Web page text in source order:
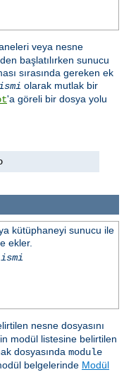
veya nesne
başlatılırken sunucu
sırasında gereken ek
olarak mutlak bir
'a göreli bir dosya yolu
kütüphaneyi sunucu ile
ekler.
ismi
nesne dosyasını
modül listesine belirtilen
dosyasında module
belgelerinde Modül